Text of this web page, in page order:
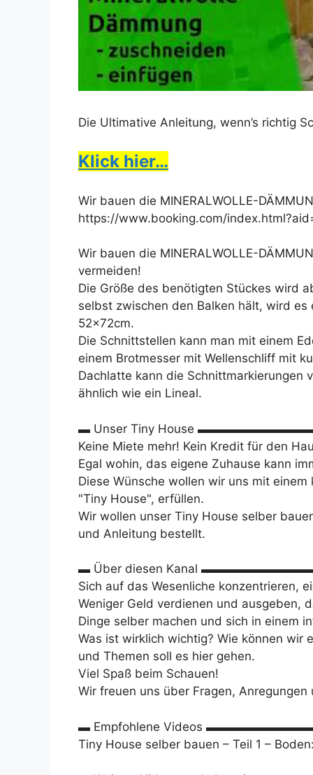
Die Ultimative Anleitung, wenn’s richtig
Klick hier…
Wir bauen die MINERALWOLLE-
https://www.booking.com/
Wir bauen die MINERALWOLLE-
vermeiden!
Die Größe des benötigten Stückes wird
selbst zwischen den Balken hält, wird
52x72cm.
Die Schnittstellen kann man mit einem
einem Brotmesser mit Wellenschliff mit
Dachlatte kann die Schnittmarkierungen
ähnlich wie ein Lineal.
▬ Unser Tiny House
Keine Miete mehr! Kein Kredit für den
Egal wohin, das eigene Zuhause kann
Diese Wünsche wollen wir uns mit
"Tiny House", erfüllen.
Wir wollen unser Tiny House selber
und Anleitung bestellt.
▬ Über diesen Kanal
Sich auf das Wesenliche konzentrieren,
Weniger Geld verdienen und ausgeben,
Dinge selber machen und sich in einem
Was ist wirklich wichtig? Wie können wir
und Themen soll es hier gehen.
Viel Spaß beim Schauen!
Wir freuen uns über Fragen, Anregungen
▬ Empfohlene Videos
Tiny House selber bauen – Teil 1 –